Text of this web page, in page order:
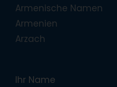
Armenische Namen
Armenien
Arzach
Ihr Name